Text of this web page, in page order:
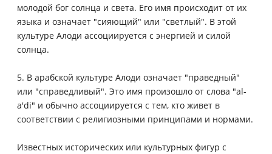
молодой бог солнца и света. Его имя происходит от их
языка и означает "сияющий" или "светлый". В этой
культуре Алоди ассоциируется с энергией и силой
солнца.
5. В арабской культуре Алоди означает "праведный"
или "справедливый". Это имя произошло от слова "al-
a'di" и обычно ассоциируется с тем, кто живет в
соответствии с религиозными принципами и нормами.
Известных исторических или культурных фигур с